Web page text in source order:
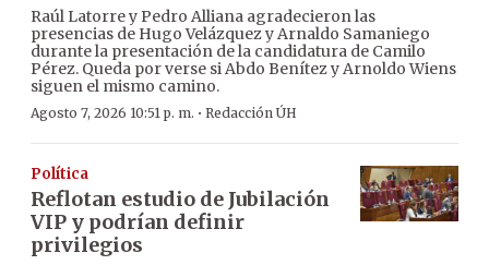
Raúl Latorre y Pedro Alliana agradecieron las
presencias de Hugo Velázquez y Arnaldo Samaniego
durante la presentación de la candidatura de Camilo
Pérez. Queda por verse si Abdo Benítez y Arnoldo Wiens
siguen el mismo camino.
Agosto 7, 2026 10:51 p. m. · Redacción ÚH
Política
Reflotan estudio de Jubilación
VIP y podrían definir
privilegios